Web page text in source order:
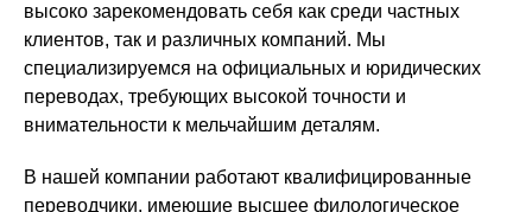
высоко зарекомендовать себя как среди частных
клиентов, так и различных компаний. Мы
специализируемся на официальных и юридических
переводах, требующих высокой точности и
внимательности к мельчайшим деталям.
В нашей компании работают квалифицированные
переводчики, имеющие высшее филологическое